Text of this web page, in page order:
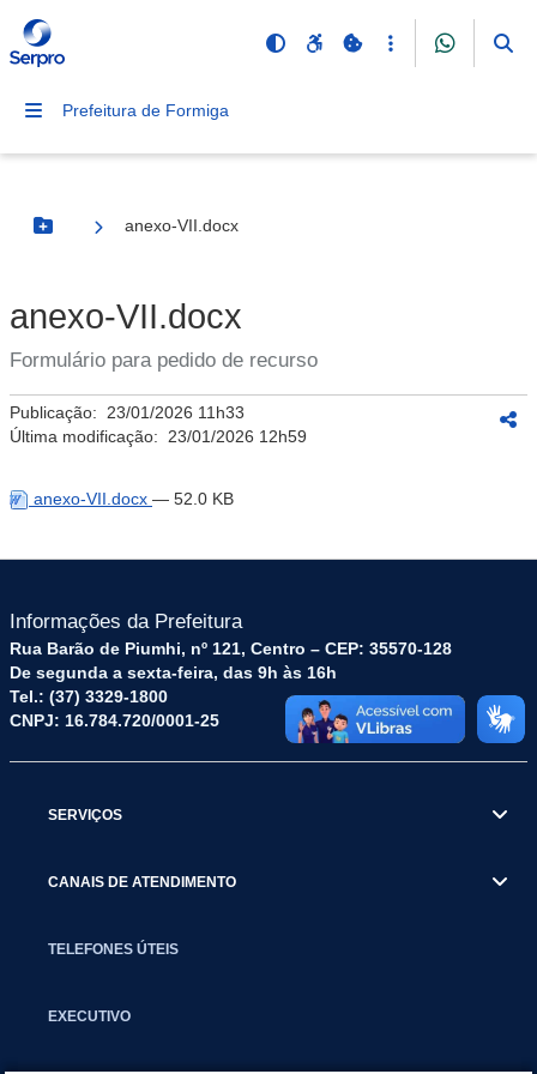
Prefeitura de Formiga
Botão Menu
anexo-VII.docx
anexo-VII.docx
Formulário para pedido de recurso
Publicação: 23/01/2026 11h33
Última modificação: 23/01/2026 12h59
anexo-VII.docx — 52.0 KB
Informações da Prefeitura
Rua Barão de Piumhi, nº 121, Centro – CEP: 35570-128
De segunda a sexta-feira, das 9h às 16h
Tel.: (37) 3329-1800
CNPJ: 16.784.720/0001-25
SERVIÇOS
CANAIS DE ATENDIMENTO
TELEFONES ÚTEIS
EXECUTIVO